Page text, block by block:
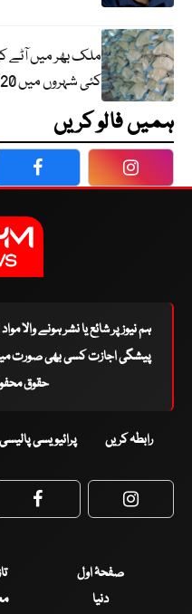
ملک بھر میں آٹے
کئی شہروں میں 20 کلو تھیلا 100 روپے تک مہنگا
ہمیں فالو کریں
Facebook
ہم نیوز پر شائع یا نشر ہونے والا
پیشگی اجازت کسی بھی صورت میں
حقوق
رابطہ کریں پرائیویسی پالیسی
Facebook
صفحۂ اول
دنیا